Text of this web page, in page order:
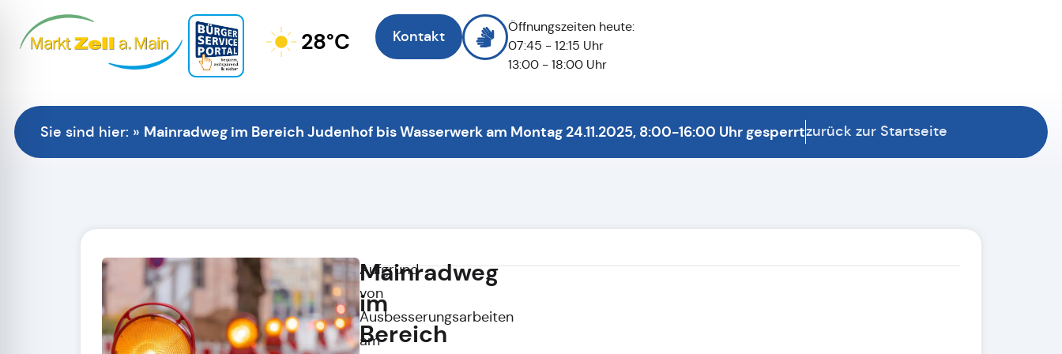
28°C Kontakt
Öffnungszeiten heute:
07:45 - 12:15 Uhr
13:00 - 18:00 Uhr
Sie sind hier: » Mainradweg im Bereich Judenhof bis Wasserwerk am Montag 24.11.2025, 8:00-16:00 Uhr gesperrtzurück zur Startseite
Mainradweg
im
Bereich
Aufgrund
von
Ausbesserungsarbeiten
am